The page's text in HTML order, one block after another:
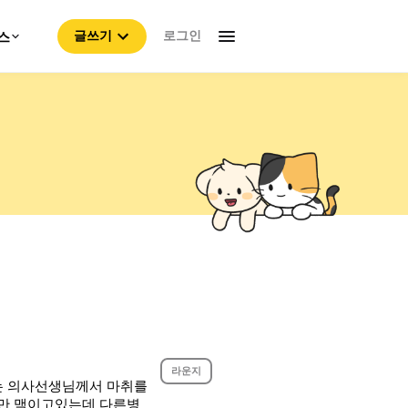
글쓰기 로그인
라운지
의사선생님께서 마취를
맥이고있는데 다른병